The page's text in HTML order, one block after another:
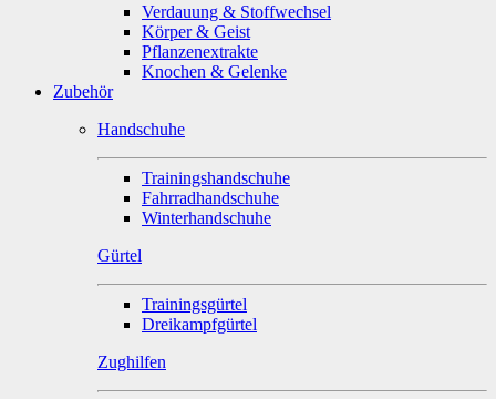
Verdauung & Stoffwechsel
Körper & Geist
Pflanzenextrakte
Knochen & Gelenke
Zubehör
Handschuhe
Trainingshandschuhe
Fahrradhandschuhe
Winterhandschuhe
Gürtel
Trainingsgürtel
Dreikampfgürtel
Zughilfen